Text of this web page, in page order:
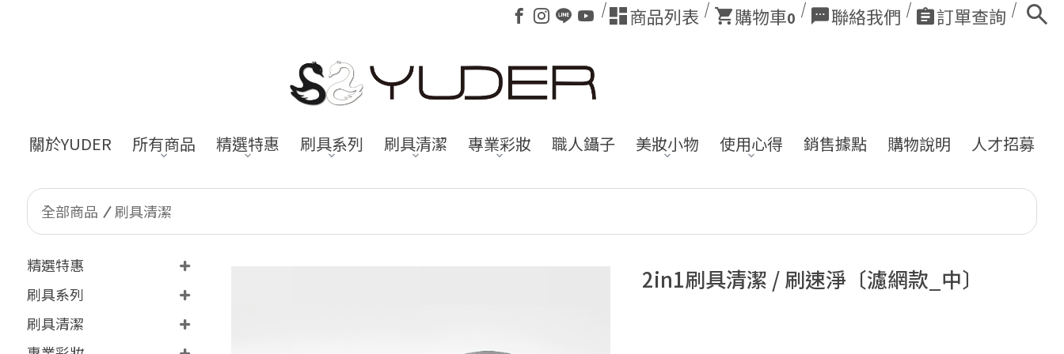
商品列表 購物車0 聯絡我們 訂單查詢
關於YUDER 所有商品 精選特惠 刷具系列 刷具清潔 專業彩妝 職人鑷子 美妝小物 使用心得 銷售據點 購物說明 人才招募
全部商品 刷具清潔
精選特惠
刷具系列
刷具清潔
2in1刷具清潔 / 刷速淨〔濾網款_中〕